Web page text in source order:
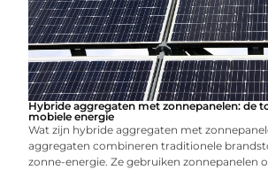
Hybride aggregaten met zonnepanelen: de
mobiele energie
Wat zijn hybride aggregaten met
aggregaten combineren traditionele
zonne-energie. Ze gebruiken zonnepanelen